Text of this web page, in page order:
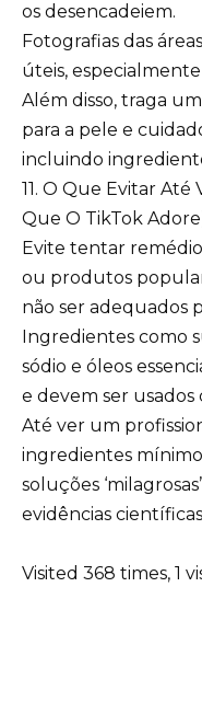
os desencadeiem.
Fotografias das
úteis,
Além disso, traga
para a pele e
incluindo
11. O Que Evitar Até
Que O TikTok
Evite tentar
ou produtos
não ser adequados
Ingredientes como
sódio e óleos
e devem ser usados
Até ver um
ingredientes
soluções
evidências
Visited 368 times, 1